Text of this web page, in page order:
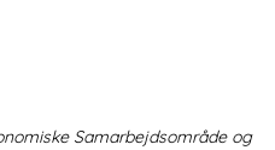
Samarbejdsområde og